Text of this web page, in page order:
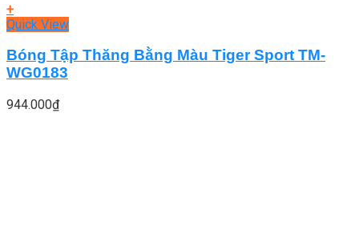
+
Quick View
Bóng Tập Thăng Bằng Màu Tiger Sport TM-
WG0183
944.000₫